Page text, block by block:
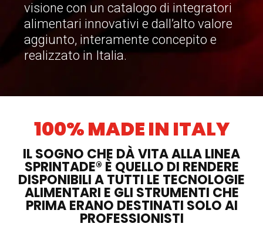
visione con un catalogo di integratori
alimentari innovativi e dall’alto valore
aggiunto, interamente concepito e
realizzato in Italia.
100% MADE IN ITALY
IL SOGNO CHE DÀ VITA ALLA LINEA
SPRINTADE® È QUELLO DI RENDERE
DISPONIBILI A TUTTI LE TECNOLOGIE
ALIMENTARI E GLI STRUMENTI CHE
PRIMA ERANO DESTINATI SOLO AI
PROFESSIONISTI